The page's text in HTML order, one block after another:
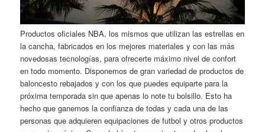
Productos oficiales NBA, los mismos que utilizan las estrellas en
la cancha, fabricados en los mejores materiales y con las más
novedosas tecnologías, para ofrecerte máximo nivel de confort
en todo momento. Disponemos de gran variedad de productos de
baloncesto rebajados y con los que puedes equiparte para la
próxima temporada sin que apenas lo note tu bolsillo. Esto ha
hecho que ganemos la confianza de todas y cada una de las
personas que adquieren equipaciones de futbol y otros productos